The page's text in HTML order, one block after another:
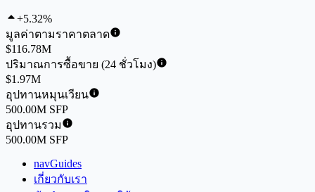
+5.32%
มูลค่าตามราคาตลาด
$116.78M
ปริมาณการซื้อขาย (24 ชั่วโมง)
$1.97M
อุปทานหมุนเวียน
500.00M SFP
อุปทานรวม
500.00M SFP
navGuides
เกี่ยวกับเรา